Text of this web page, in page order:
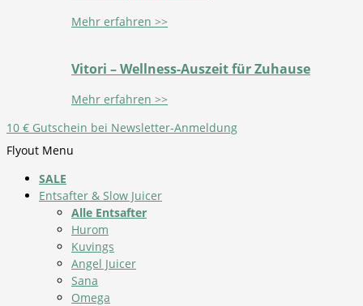
Mehr erfahren >>
Vitori – Wellness-Auszeit für Zuhause
Mehr erfahren >>
10 € Gutschein bei Newsletter-Anmeldung
Flyout Menu
SALE
Entsafter & Slow Juicer
Alle Entsafter
Hurom
Kuvings
Angel Juicer
Sana
Omega